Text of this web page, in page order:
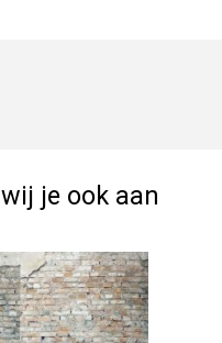
je ook aan